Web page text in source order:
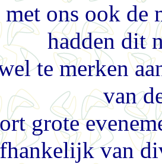
ons ook de
hadden dit
te merken
van
grote
van